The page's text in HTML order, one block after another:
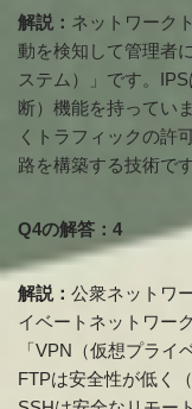
解説： ネットワーク
動を検知して管理者
ステム）」です。
断）機能を持ってい
くトラフィックの許
路を構築する技術です
Q4の解答：4
解説： 公衆ネットワ
イベートネットワー
「VPN（仮想プライ
FTPは安全性が低く